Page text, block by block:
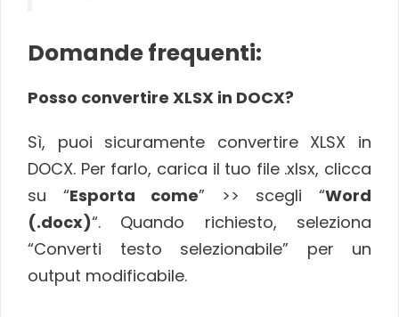
Domande frequenti:
Posso convertire XLSX in DOCX?
Sì, puoi sicuramente convertire XLSX in
DOCX. Per farlo, carica il tuo file .xlsx, clicca
su “Esporta come” >> scegli “Word
(.docx)“. Quando richiesto, seleziona
“Converti testo selezionabile” per un
output modificabile.